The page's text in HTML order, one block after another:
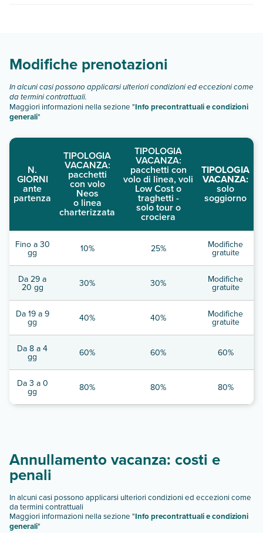
Modifiche prenotazioni
In alcuni casi possono applicarsi ulteriori condizioni ed eccezioni come
da termini contrattuali.
Maggiori informazioni nella sezione "Info precontrattuali e condizioni
generali"
N.
GIORNI
ante
partenza
TIPOLOGIA
VACANZA:
pacchetti
con volo
Neos
o linea
charterizzata
TIPOLOGIA
VACANZA:
pacchetti con
volo di linea, voli
Low Cost o
traghetti -
solo tour o
crociera
TIPOLOGIA
VACANZA:
solo
soggiorno
Fino a 30
gg 10% 25% Modifiche
gratuite
Da 29 a
20 gg 30% 30% Modifiche
gratuite
Da 19 a 9
gg 40% 40% Modifiche
gratuite
Da 8 a 4
gg 60% 60% 60%
Da 3 a 0
gg 80% 80% 80%
Annullamento vacanza: costi e
penali
In alcuni casi possono applicarsi ulteriori condizioni ed eccezioni come
da termini contrattuali
Maggiori informazioni nella sezione "Info precontrattuali e condizioni
generali"